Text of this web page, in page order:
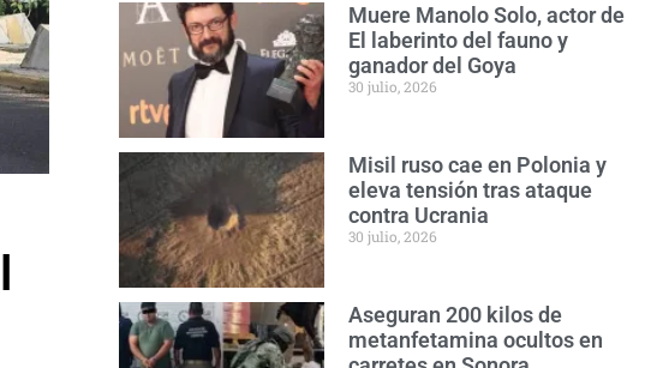
Muere Manolo Solo, actor de
El laberinto del fauno y
ganador del Goya
30 julio, 2026
Misil ruso cae en Polonia y
eleva tensión tras ataque
contra Ucrania
30 julio, 2026
Aseguran 200 kilos de
metanfetamina ocultos en